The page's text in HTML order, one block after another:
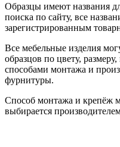
Образцы имеют названия
поиска по сайту, все
зарегистрированным
Все мебельные изделия
образцов по цвету,
способами монтажа и
фурнитуры.
Способ монтажа и крепёж
выбирается